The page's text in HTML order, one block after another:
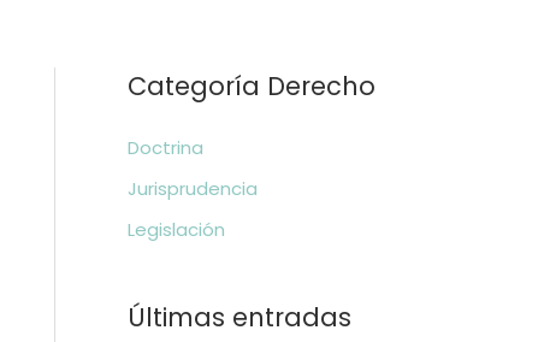
Categoría Derecho
Doctrina
Jurisprudencia
Legislación
Últimas entradas